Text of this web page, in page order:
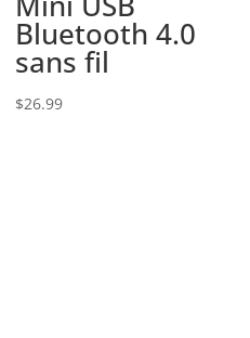
Bluetooth 4.0
sans fil
$26.99